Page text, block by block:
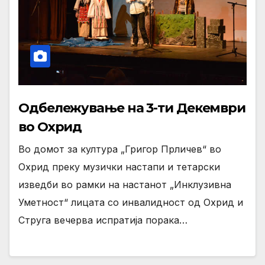
Одбележување на 3-ти Декември
во Охрид
Во домот за култура „Григор Прличев“ во
Охрид преку музички настапи и тетарски
изведби во рамки на настанот „Инклузивна
Уметност“ лицата со инвалидност од Охрид и
Струга вечерва испратија порака…